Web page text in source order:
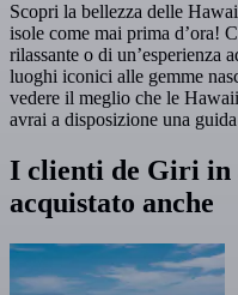
Scopri la bellezza delle
isole come mai prima d’ora!
rilassante o di un’esperienza
luoghi iconici alle gemme
vedere il meglio che le
avrai a disposizione una
I clienti de Giri in
acquistato anche